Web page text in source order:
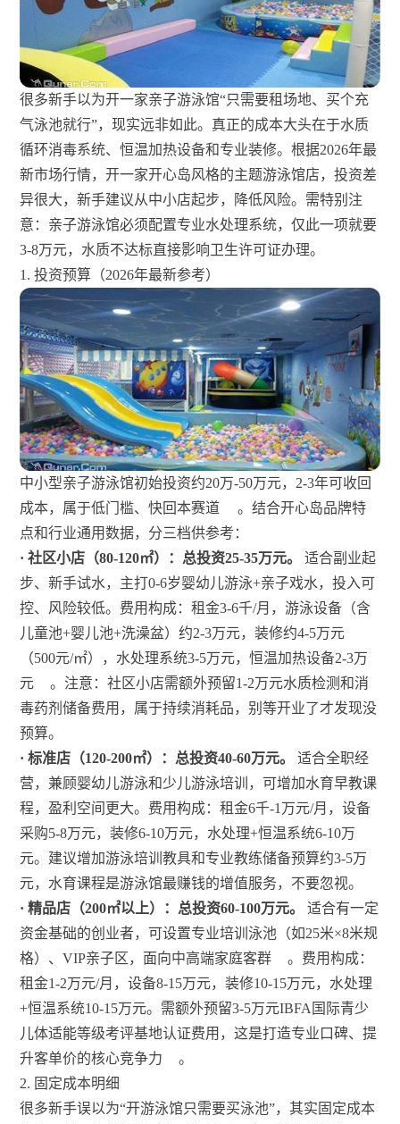
很多新手以为开一家亲子游泳馆“只需要租场地、买个充
气泳池就行”，现实远非如此。真正的成本大头在于水质
循环消毒系统、恒温加热设备和专业装修。根据2026年最
新市场行情，开一家开心岛风格的主题游泳馆店，投资差
异很大，新手建议从中小店起步，降低风险。需特别注
意：亲子游泳馆必须配置专业水处理系统，仅此一项就要
3-8万元，水质不达标直接影响卫生许可证办理。
1. 投资预算（2026年最新参考）
中小型亲子游泳馆初始投资约20万-50万元，2-3年可收回
成本，属于低门槛、快回本赛道
。结合开心岛品牌特
点和行业通用数据，分三档供参考：
· 社区小店（80-120㎡）：总投资25-35万元。
适合副业起
步、新手试水，主打0-6岁婴幼儿游泳+亲子戏水，投入可
控、风险较低。费用构成：租金3-6千/月，游泳设备（含
儿童池+婴儿池+洗澡盆）约2-3万元，装修约4-5万元
（500元/㎡），水处理系统3-5万元，恒温加热设备2-3万
元
。注意：社区小店需额外预留1-2万元水质检测和消
毒药剂储备费用，属于持续消耗品，别等开业了才发现没
预算。
· 标准店（120-200㎡）：总投资40-60万元。
适合全职经
营，兼顾婴幼儿游泳和少儿游泳培训，可增加水育早教课
程，盈利空间更大。费用构成：租金6千-1万元/月，设备
采购5-8万元，装修6-10万元，水处理+恒温系统6-10万
元。建议增加游泳培训教具和专业教练储备预算约3-5万
元，水育课程是游泳馆最赚钱的增值服务，不要忽视。
· 精品店（200㎡以上）：总投资60-100万元。
适合有一定
资金基础的创业者，可设置专业培训泳池（如25米×8米规
格）、VIP亲子区，面向中高端家庭客群
。费用构成：
租金1-2万元/月，设备8-15万元，装修10-15万元，水处理
+恒温系统10-15万元。需额外预留3-5万元IBFA国际青少
儿体适能等级考评基地认证费用，这是打造专业口碑、提
升客单价的核心竞争力
。
2. 固定成本明细
很多新手误以为“开游泳馆只需要买泳池”，其实固定成本